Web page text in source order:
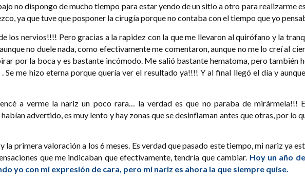
no dispongo de mucho tiempo para estar yendo de un sitio a otro para realizarme
ya que tuve que posponer la cirugía porque no contaba con el tiempo que yo
los nervios!!!! Pero gracias a la rapidez con la que me llevaron al quirófano y la
no duele nada, como efectivamente me comentaron, aunque no me lo creí al
por la boca y es bastante incómodo. Me salió bastante hematoma, pero también
Se me hizo eterna porque quería ver el resultado ya!!!! Y al final llegó el día y
a verme la nariz un poco rara… la verdad es que no paraba de
advertido, es muy lento y hay zonas que se desinflaman antes que otras, por lo
la primera valoración a los 6 meses. Es verdad que pasado este tiempo, mi nariz ya
que me indicaban que efectivamente, tendría que cambiar. Hoy un año
yo con mi expresión de cara, pero mi nariz es ahora la que siempre quise.